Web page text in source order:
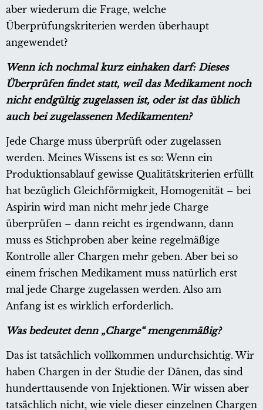
aber wiederum die Frage, welche
Überprüfungskriterien werden überhaupt
angewendet?
Wenn ich nochmal kurz einhaken darf: Dieses
Überprüfen findet statt, weil das Medikament noch
nicht endgültig zugelassen ist, oder ist das üblich
auch bei zugelassenen Medikamenten?
Jede Charge muss überprüft oder zugelassen
werden. Meines Wissens ist es so: Wenn ein
Produktionsablauf gewisse Qualitätskriterien erfüllt
hat bezüglich Gleichförmigkeit, Homogenität – bei
Aspirin wird man nicht mehr jede Charge
überprüfen – dann reicht es irgendwann, dann
muss es Stichproben aber keine regelmäßige
Kontrolle aller Chargen mehr geben. Aber bei so
einem frischen Medikament muss natürlich erst
mal jede Charge zugelassen werden. Also am
Anfang ist es wirklich erforderlich.
Was bedeutet denn „Charge“ mengenmäßig?
Das ist tatsächlich vollkommen undurchsichtig. Wir
haben Chargen in der Studie der Dänen, das sind
hunderttausende von Injektionen. Wir wissen aber
tatsächlich nicht, wie viele dieser einzelnen Chargen